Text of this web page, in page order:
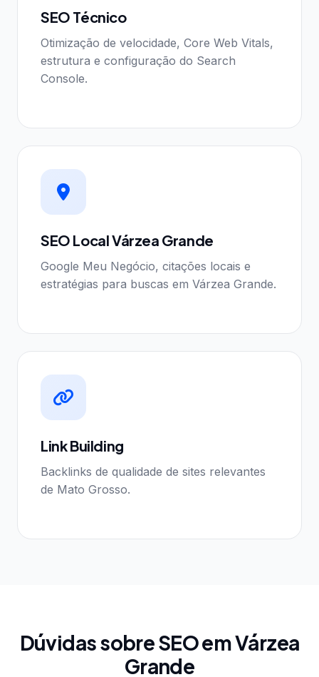
SEO Técnico
Otimização de velocidade, Core Web Vitals,
estrutura e configuração do Search
Console.
SEO Local Várzea Grande
Google Meu Negócio, citações locais e
estratégias para buscas em Várzea Grande.
Link Building
Backlinks de qualidade de sites relevantes
de Mato Grosso.
Dúvidas sobre SEO em Várzea
Grande